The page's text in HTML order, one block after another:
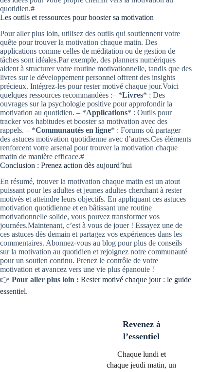
quotidien.#
Les outils et ressources pour booster sa motivation
Pour aller plus loin, utilisez des outils qui soutiennent votre
quête pour trouver la motivation chaque matin. Des
applications comme celles de méditation ou de gestion de
tâches sont idéales.Par exemple, des planners numériques
aident à structurer votre routine motivationnelle, tandis que des
livres sur le développement personnel offrent des insights
précieux. Intégrez-les pour rester motivé chaque jour.Voici
quelques ressources recommandées :– *Livres* : Des
ouvrages sur la psychologie positive pour approfondir la
motivation au quotidien. – *Applications* : Outils pour
tracker vos habitudes et booster sa motivation avec des
rappels. – *Communautés en ligne* : Forums où partager
des astuces motivation quotidienne avec d’autres.Ces éléments
renforcent votre arsenal pour trouver la motivation chaque
matin de manière efficace.#
Conclusion : Prenez action dès aujourd’hui
En résumé, trouver la motivation chaque matin est un atout
puissant pour les adultes et jeunes adultes cherchant à rester
motivés et atteindre leurs objectifs. En appliquant ces astuces
motivation quotidienne et en bâtissant une routine
motivationnelle solide, vous pouvez transformer vos
journées.Maintenant, c’est à vous de jouer ! Essayez une de
ces astuces dès demain et partagez vos expériences dans les
commentaires. Abonnez-vous au blog pour plus de conseils
sur la motivation au quotidien et rejoignez notre communauté
pour un soutien continu. Prenez le contrôle de votre
motivation et avancez vers une vie plus épanouie !
👉 Pour aller plus loin : Rester motivé chaque jour : le guide
essentiel.
Revenez à
l’essentiel
Chaque lundi et
chaque jeudi matin, un